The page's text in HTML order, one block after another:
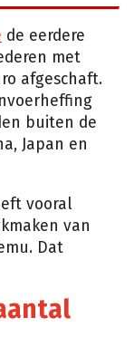
de eerdere
met
afgeschaft.
buiten de
Japan en
vooral
van
Dat